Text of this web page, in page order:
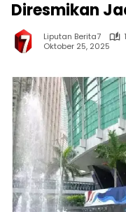
Diresmikan
Liputan Berita7
Oktober 25, 2025